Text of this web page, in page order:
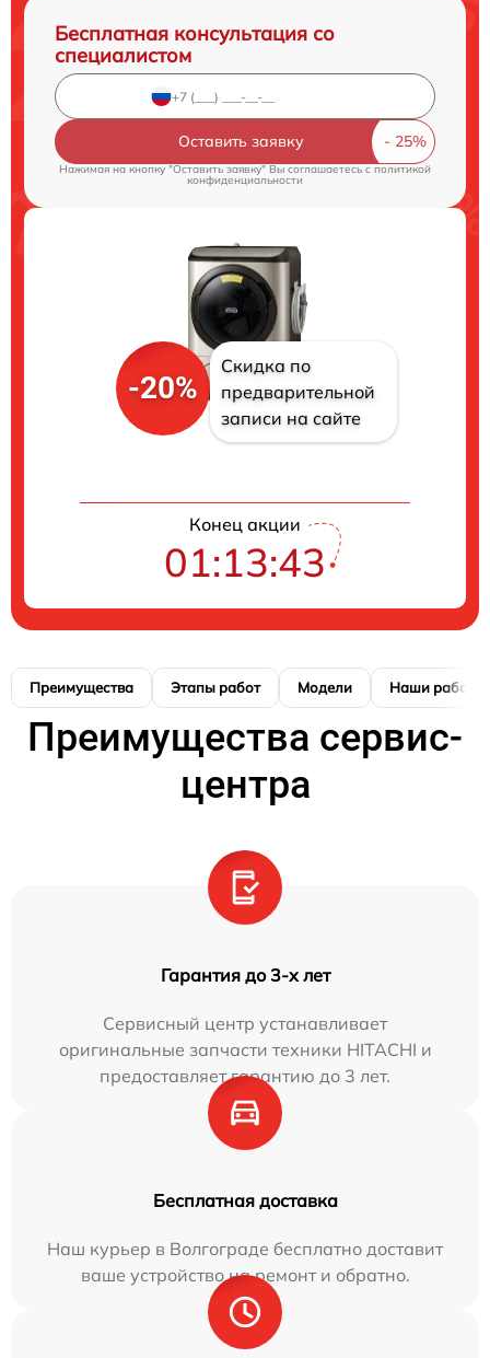
Бесплатная консультация со
специалистом
Оставить заявку
Нажимая на кнопку "Оставить заявку" Вы соглашаетесь cполитикой
конфиденциальности
-20%
Скидка по
предварительной
записи на сайте
Конец акции
01:13:42
Преимущества Этапы работ Модели Наши работы
Преимущества сервис-
центра
Гарантия до 3-х лет
Сервисный центр устанавливает
оригинальные запчасти техники HITACHI и
предоставляет гарантию до 3 лет.
Бесплатная доставка
Наш курьер в Волгограде бесплатно доставит
ваше устройство на ремонт и обратно.